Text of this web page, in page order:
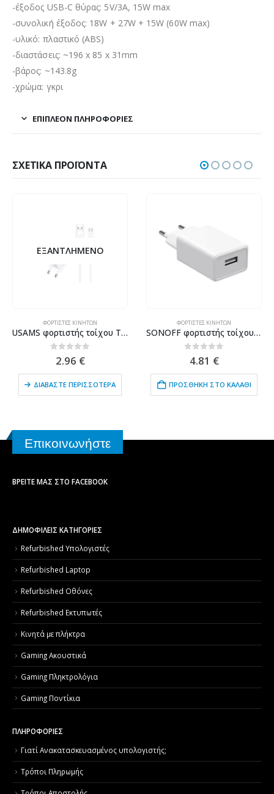
-έξοδος USB-C θύρας: 5V/3A, 15W max
-συνολική έξοδος: 18W + 27W + 15W (60W max)
-υλικό: πλαστικό (ABS)
-διαστάσεις: ~196 x 85 x 31mm
-βάρος: ~143.8g
-χρώμα: γκρι
ΕΠΙΠΛΈΟΝ ΠΛΗΡΟΦΟΡΊΕΣ
ΣΧΕΤΙΚΆ ΠΡΟΪΌΝΤΑ
ΕΞΑΝΤΛΗΜΈΝΟ
ΦΟΡΤΙΣΤΈΣ ΚΙΝΗΤΏΝ
USAMS φορτιστής τοίχου T21OCMC01 με καλώδιο Micro USB, USB 2.1A, λευκός
out of 5
2.96 €
ΔΙΑΒΆΣΤΕ ΠΕΡΙΣΣΌΤΕΡΑ
ΦΟΡΤΙΣΤΈΣ ΚΙΝΗΤΏΝ
SONOFF φορτιστής τοίχου PS10UA050K2000EU, USB, 5V/2A, 10W, λευκός
out of 5
4.81 €
ΠΡΟΣΘΉΚΗ ΣΤΟ ΚΑΛΆΘΙ
Επικοινωνήστε
ΒΡΕΊΤΕ ΜΑΣ ΣΤΟ FACEBOOK
ΔΗΜΟΦΙΛΕΙΣ ΚΑΤΗΓΟΡΙΕΣ
Refurbished Υπολογιστές
Refurbished Laptop
Refurbished Οθόνες
Refurbished Εκτυπωτές
Κινητά με πλήκτρα
Gaming Ακουστικά
Gaming Πληκτρολόγια
Gaming Ποντίκια
ΠΛΗΡΟΦΟΡΙΕΣ
Γιατί Aνακατασκευασμένος υπολογιστής;
Τρόποι Πληρωμής